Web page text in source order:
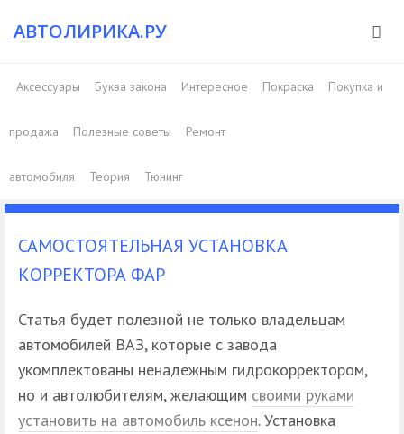
АВТОЛИРИКА.РУ
Аксессуары Буква закона Интересное Покраска Покупка и
продажа Полезные советы Ремонт
автомобиля Теория Тюнинг
САМОСТОЯТЕЛЬНАЯ УСТАНОВКА
КОРРЕКТОРА ФАР
Статья будет полезной не только владельцам
автомобилей ВАЗ, которые с завода
укомплектованы ненадежным гидрокорректором,
но и автолюбителям, желающим своими руками
установить на автомобиль ксенон. Установка